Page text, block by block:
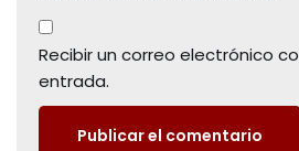
Recibir un correo electrónico
entrada.